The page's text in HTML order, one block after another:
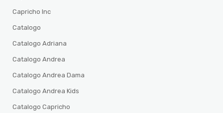
Capricho Inc
Catalogo
Catalogo Adriana
Catalogo Andrea
Catalogo Andrea Dama
Catalogo Andrea Kids
Catalogo Capricho